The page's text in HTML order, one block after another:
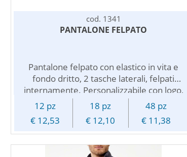
cod. 1341
PANTALONE FELPATO
Pantalone felpato con elastico in vita e
fondo dritto, 2 tasche laterali, felpati
internamente. Personalizzabile con logo,
stampa pubblicitaria, testo, nome o
numero. Comodo per lo sport e il tempo
libero, si adatta per la promozione di ogni
tipo di evento, per completare
l'abbigliamento professionale di aziende o
12 pz 18 pz
48 pz
€ 12,53
€ 12,10 € 11,38